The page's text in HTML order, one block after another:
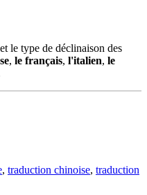
le type de déclinaison des
, le français, l'italien, le
, traduction chinoise, traduction